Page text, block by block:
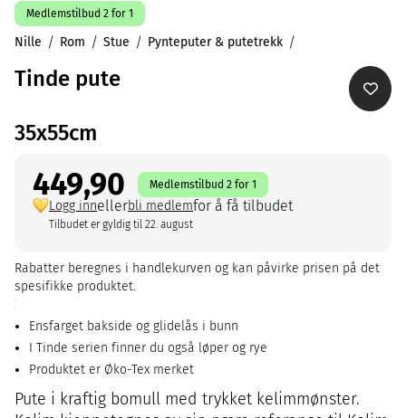
Medlemstilbud 2 for 1
Nille Rom Stue Pynteputer & putetrekk
Tinde pute
35x55cm
449,90 Medlemstilbud 2 for 1
Logg innellerbli medlemfor å få tilbudet
Tilbudet er gyldig til 22. august
Rabatter beregnes i handlekurven og kan påvirke prisen på det
spesifikke produktet.
Ensfarget bakside og glidelås i bunn
I Tinde serien finner du også løper og rye
Produktet er Øko-Tex merket
Pute i kraftig bomull med trykket kelimmønster.